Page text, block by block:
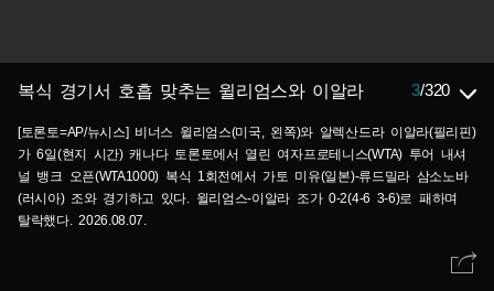
복식 경기서 호흡 맞추는 윌리엄스와 이알라 3/320
[토론토=AP/뉴시스] 비너스 윌리엄스(미국, 왼쪽)와 알렉산드라 이알라(필리핀)
가 6일(현지 시간) 캐나다 토론토에서 열린 여자프로테니스(WTA) 투어 내셔
널 뱅크 오픈(WTA1000) 복식 1회전에서 가토 미유(일본)-류드밀라 삼소노바
(러시아) 조와 경기하고 있다. 윌리엄스-이알라 조가 0-2(4-6 3-6)로 패하며
탈락했다. 2026.08.07.